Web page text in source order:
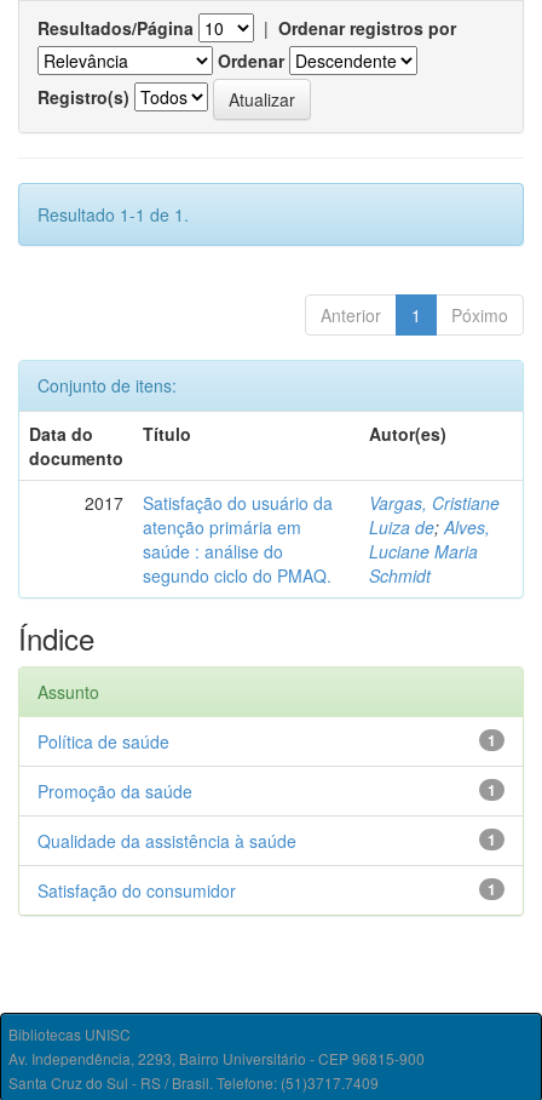
Resultados/Página | Ordenar registros por
Ordenar
Registro(s)
Resultado 1-1 de 1.
Anterior 1 Póximo
Conjunto de itens:
Data do
documento
Título Autor(es)
2017
Satisfação do usuário da
atenção primária em
saúde : análise do
segundo ciclo do PMAQ.
Vargas, Cristiane
Luiza de;Alves,
Luciane Maria
Schmidt
Índice
Assunto
1
Política de saúde
1
Promoção da saúde
1
Qualidade da assistência à saúde
1
Satisfação do consumidor
Bibliotecas UNISC
Av. Independência, 2293, Bairro Universitário - CEP 96815-900
Santa Cruz do Sul - RS / Brasil. Telefone: (51)3717.7409